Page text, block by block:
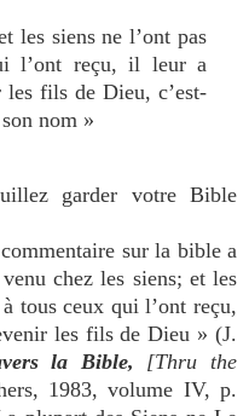
les siens ne l’ont pas
l’ont reçu, il leur a
fils de Dieu, c’est-
nom »
garder votre Bible
sur la bible a
chez les siens; et les
tous ceux qui l’ont reçu,
les fils de Dieu » (J.
la Bible,
[Thru the
1983, volume IV, p.